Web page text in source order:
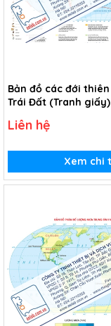
Bản đồ các đới
Trái Đất (Tranh giấy)
Liên hệ
Xem chi